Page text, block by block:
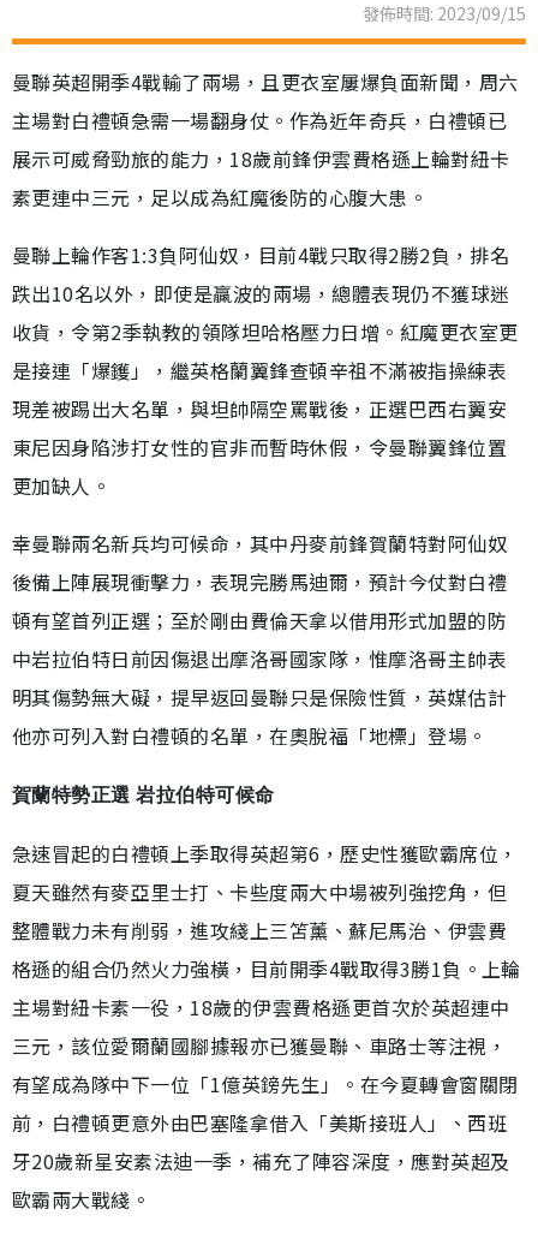
發佈時間: 2023/09/15
曼聯英超開季4戰輸了兩場，且更衣室屢爆負面新聞，周六
主場對白禮頓急需一場翻身仗。作為近年奇兵，白禮頓已
展示可威脅勁旅的能力，18歲前鋒伊雲費格遜上輪對紐卡
素更連中三元，足以成為紅魔後防的心腹大患。
曼聯上輪作客1:3負阿仙奴，目前4戰只取得2勝2負，排名
跌出10名以外，即使是贏波的兩場，總體表現仍不獲球迷
收貨，令第2季執教的領隊坦哈格壓力日增。紅魔更衣室更
是接連「爆鑊」，繼英格蘭翼鋒查頓辛祖不滿被指操練表
現差被踢出大名單，與坦帥隔空罵戰後，正選巴西右翼安
東尼因身陷涉打女性的官非而暫時休假，令曼聯翼鋒位置
更加缺人。
幸曼聯兩名新兵均可候命，其中丹麥前鋒賀蘭特對阿仙奴
後備上陣展現衝擊力，表現完勝馬迪爾，預計今仗對白禮
頓有望首列正選；至於剛由費倫天拿以借用形式加盟的防
中岩拉伯特日前因傷退出摩洛哥國家隊，惟摩洛哥主帥表
明其傷勢無大礙，提早返回曼聯只是保險性質，英媒估計
他亦可列入對白禮頓的名單，在奧脫福「地標」登場。
賀蘭特勢正選 岩拉伯特可候命
急速冒起的白禮頓上季取得英超第6，歷史性獲歐霸席位，
夏天雖然有麥亞里士打、卡些度兩大中場被列強挖角，但
整體戰力未有削弱，進攻綫上三笘薰、蘇尼馬治、伊雲費
格遜的組合仍然火力強橫，目前開季4戰取得3勝1負。上輪
主場對紐卡素一役，18歲的伊雲費格遜更首次於英超連中
三元，該位愛爾蘭國腳據報亦已獲曼聯、車路士等注視，
有望成為隊中下一位「1億英鎊先生」。在今夏轉會窗關閉
前，白禮頓更意外由巴塞隆拿借入「美斯接班人」、西班
牙20歲新星安素法迪一季，補充了陣容深度，應對英超及
歐霸兩大戰綫。